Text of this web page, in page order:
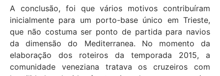
A conclusão, foi que vários motivos contribuíram
inicialmente para um porto-base único em Trieste,
que não costuma ser ponto de partida para navios
da dimensão do Mediterranea. No momento da
elaboração dos roteiros da temporada 2015, a
comunidade veneziana tratava os cruzeiros com